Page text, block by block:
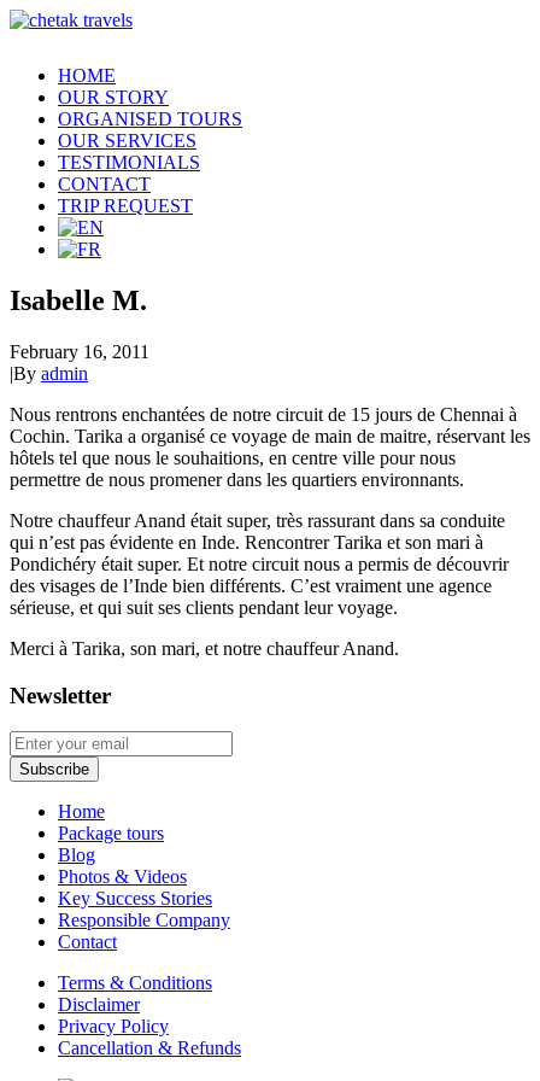
HOME
OUR STORY
ORGANISED TOURS
OUR SERVICES
TESTIMONIALS
CONTACT
TRIP REQUEST
Isabelle M.
February 16, 2011
|By admin
Nous rentrons enchantées de notre circuit de 15 jours de Chennai à
Cochin. Tarika a organisé ce voyage de main de maitre, réservant les
hôtels tel que nous le souhaitions, en centre ville pour nous
permettre de nous promener dans les quartiers environnants.
Notre chauffeur Anand était super, très rassurant dans sa conduite
qui n’est pas évidente en Inde. Rencontrer Tarika et son mari à
Pondichéry était super. Et notre circuit nous a permis de découvrir
des visages de l’Inde bien différents. C’est vraiment une agence
sérieuse, et qui suit ses clients pendant leur voyage.
Merci à Tarika, son mari, et notre chauffeur Anand.
Newsletter
Home
Package tours
Blog
Photos & Videos
Key Success Stories
Responsible Company
Contact
Terms & Conditions
Disclaimer
Privacy Policy
Cancellation & Refunds